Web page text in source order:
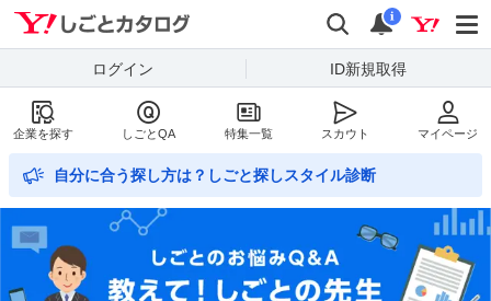
Yahoo!しごとカタログ
検索
通知
i
ログイン ID新規取得
企業を探す しごとQA 特集一覧 スカウト マイページ
自分に合う探し方は？しごと探しスタイル診断